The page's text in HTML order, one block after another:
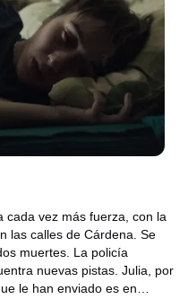
cada vez más fuerza, con la
las calles de Cárdena. Se
muertes. La policía
nuevas pistas. Julia, por
le han enviado es en